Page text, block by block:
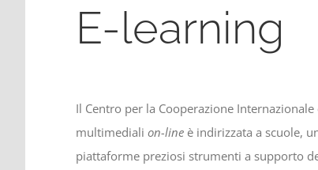
E-learning
Il Centro per la Cooperazione
multimediali on-lineè indirizzata a scuole,
piattaforme preziosi strumenti a supporto